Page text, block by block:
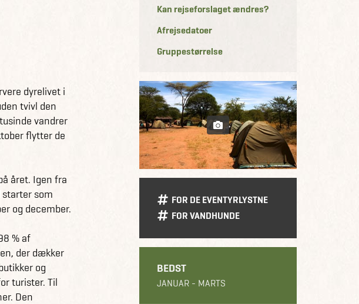
for at se løver
svajende
dyrelivet i
tvivl den
vandrer
flytter de
året. Igen fra
som
og december.
% af
der dækker
og
turister. Til
Den
Kan rejseforslaget ændres?
Afrejsedatoer
Gruppestørrelse
FOR DE EVENTYRLYSTNE
FOR VANDHUNDE
BEDST
JANUAR - MARTS